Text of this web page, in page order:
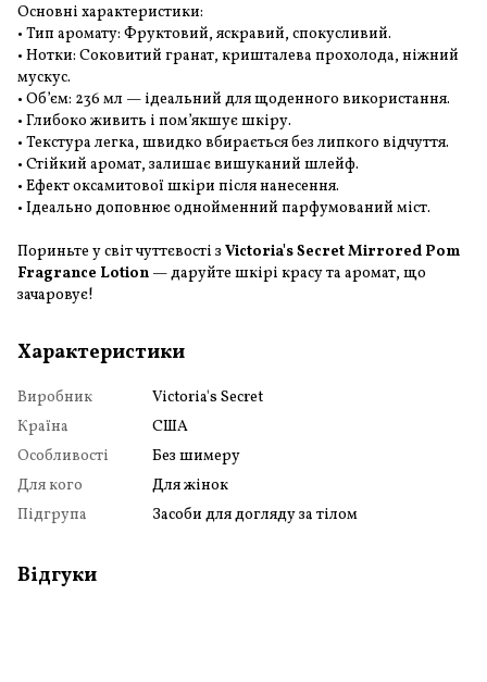
Основні характеристики:
• Тип аромату: Фруктовий, яскравий, спокусливий.
• Нотки: Соковитий гранат, кришталева прохолода, ніжний
мускус.
• Об’єм: 236 мл — ідеальний для щоденного використання.
• Глибоко живить і пом’якшує шкіру.
• Текстура легка, швидко вбирається без липкого відчуття.
• Стійкий аромат, залишає вишуканий шлейф.
• Ефект оксамитової шкіри після нанесення.
• Ідеально доповнює однойменний парфумований міст.
Пориньте у світ чуттєвості з Victoria's Secret Mirrored Pom
Fragrance Lotion — даруйте шкірі красу та аромат, що
зачаровує!
Характеристики
Виробник
Victoria's Secret
Країна
США
Особливості
Без шимеру
Для кого
Для жінок
Підгрупа
Засоби для догляду за тілом
Відгуки